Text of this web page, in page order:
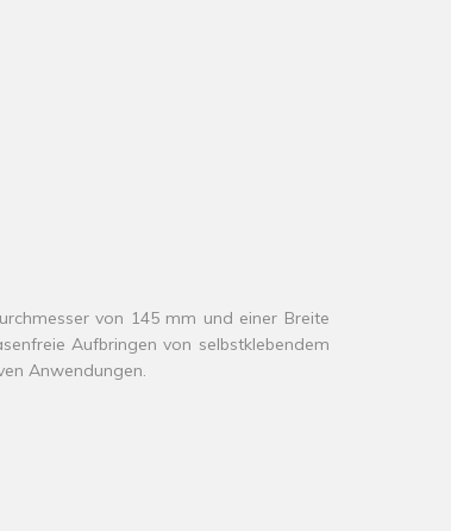
von 145 mm und einer Breite
Aufbringen von selbstklebendem
Anwendungen.